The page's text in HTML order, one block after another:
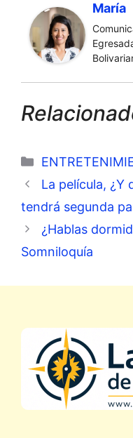
María
Categorías
La película, ¿Y
tendrá segunda
¿Hablas
Somniloquía